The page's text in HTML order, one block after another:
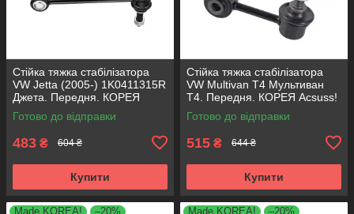
Стійка тяжка стабілізатора
VW Jetta (2005-) 1K0411315R
Джета. Передня. КОРЕЯ
Acsuss!
Готово до відправки
483 ₴ 604 ₴
Купити
Стійка тяжка стабілізатора
VW Multivan T4 Мультиван
Т4. Передня. КОРЕЯ Acsuss!
Готово до відправки
515 ₴ 644 ₴
Купити
Made KOREA!
–20%
Made KOREA!
–20%